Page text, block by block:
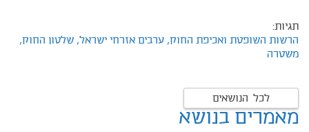
תגיות:
הרשות השופטת ואכיפת החוק, ערבים אזרחי ישראל, שלטון החוק,
משטרה
לכל הנושאים
מאמרים בנושא